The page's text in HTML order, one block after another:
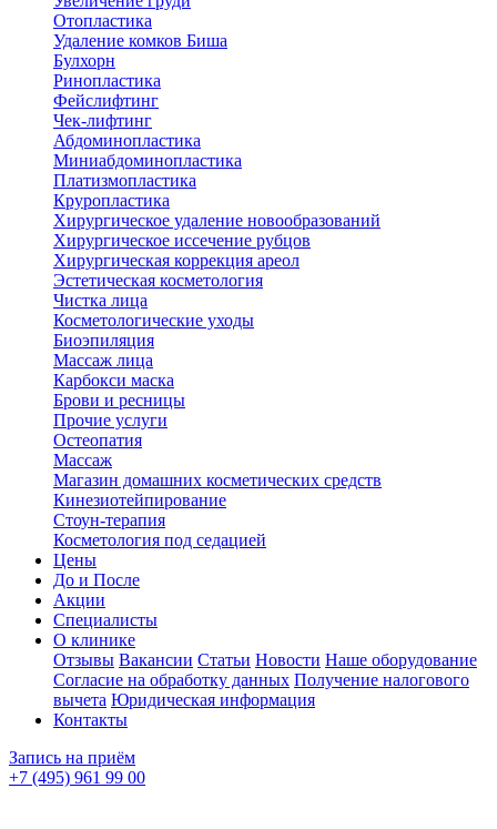
Отопластика
Удаление комков Биша
Булхорн
Ринопластика
Фейслифтинг
Чек-лифтинг
Абдоминопластика
Миниабдоминопластика
Платизмопластика
Круропластика
Хирургическое удаление новообразований
Хирургическое иссечение рубцов
Хирургическая коррекция ареол
Эстетическая косметология
Чистка лица
Косметологические уходы
Биоэпиляция
Массаж лица
Карбокси маска
Брови и ресницы
Прочие услуги
Остеопатия
Массаж
Магазин домашних косметических средств
Кинезиотейпирование
Стоун-терапия
Косметология под седацией
Цены
До и После
Акции
Специалисты
О клинике
Отзывы Вакансии Статьи Новости Наше оборудование
Согласие на обработку данных Получение налогового
вычета Юридическая информация
Контакты
Запись на приём
+7 (495) 961 99 00